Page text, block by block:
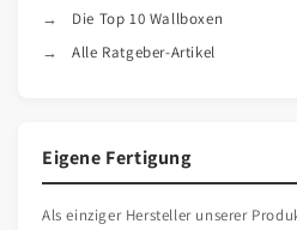
Die Top 10 Wallboxen
Alle Ratgeber-Artikel
Eigene Fertigung
Als einziger Hersteller unserer